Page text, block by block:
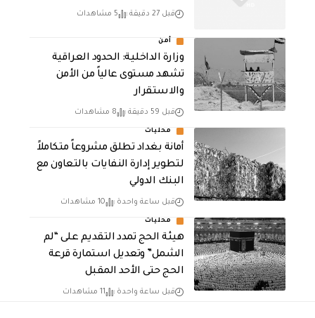
قبل 27 دقيقة 5 مشاهدات
أمن
وزارة الداخلية: الحدود العراقية
تشهد مستوى عالياً من الأمن
والاستقرار
قبل 59 دقيقة 8 مشاهدات
محليات
أمانة بغداد تطلق مشروعاً متكاملاً
لتطوير إدارة النفايات بالتعاون مع
البنك الدولي
قبل ساعة واحدة 10 مشاهدات
محليات
هيئة الحج تمدد التقديم على “لم
الشمل” وتعديل استمارة قرعة
الحج حتى الأحد المقبل
قبل ساعة واحدة 11 مشاهدات